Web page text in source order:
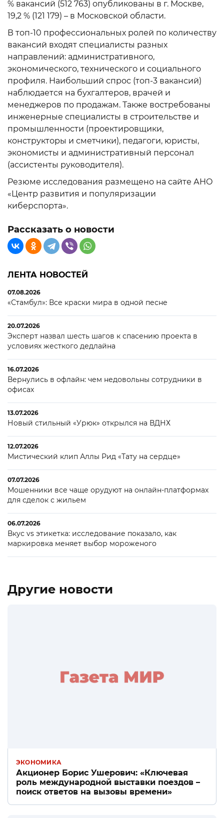
% вакансий (512 763) опубликованы в г. Москве,
19,2 % (121 179) – в Московской области.
В топ-10 профессиональных ролей по количеству
вакансий входят специалисты разных
направлений: административного,
экономического, технического и социального
профиля. Наибольший спрос (топ-3 вакансий)
наблюдается на бухгалтеров, врачей и
менеджеров по продажам. Также востребованы
инженерные специалисты в строительстве и
промышленности (проектировщики,
конструкторы и сметчики), педагоги, юристы,
экономисты и административный персонал
(ассистенты руководителя).
Резюме исследования размещено на сайте АНО
«Центр развития и популяризации
киберспорта».
Рассказать о новости
ЛЕНТА НОВОСТЕЙ
07.08.2026
«Стамбул»: Все краски мира в одной песне
20.07.2026
Эксперт назвал шесть шагов к спасению проекта в
условиях жесткого дедлайна
16.07.2026
Вернулись в офлайн: чем недовольны сотрудники в
офисах
13.07.2026
Новый стильный «Урюк» открылся на ВДНХ
12.07.2026
Мистический клип Аллы Рид «Тату на сердце»
07.07.2026
Мошенники все чаще орудуют на онлайн-платформах
для сделок с жильем
06.07.2026
Вкус vs этикетка: исследование показало, как
маркировка меняет выбор мороженого
Другие новости
ЭКОНОМИКА
Акционер Борис Ушерович: «Ключевая
роль международной выставки поездов –
поиск ответов на вызовы времени»